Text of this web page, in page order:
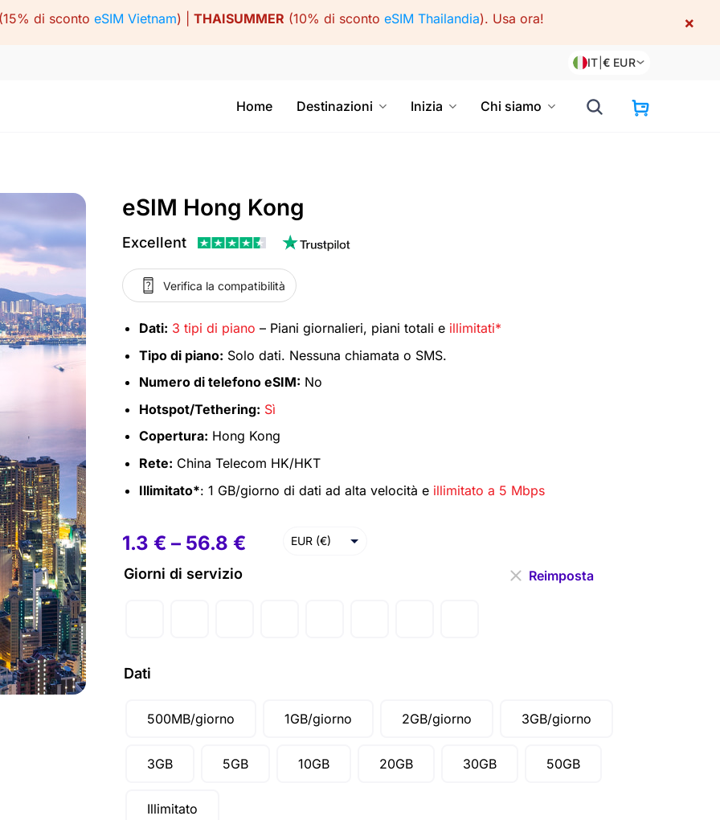
di sconto eSIM Vietnam) | THAISUMMER (10% di sconto eSIM Thailandia). Usa ora! ×
IT |€ EUR
Home Destinazioni Inizia Chi siamo
eSIM Hong Kong
Excellent
Verifica la compatibilità
Dati: 3 tipi di piano – Piani giornalieri, piani totali eillimitati*
Tipo di piano: Solo dati. Nessuna chiamata o SMS.
Numero di telefono eSIM: No
Hotspot/Tethering: Sì
Copertura: Hong Kong
Rete: China Telecom HK/HKT
Illimitato*: 1 GB/giorno di dati ad alta velocità eillimitato a 5 Mbps
1.3 € – 56.8 € EUR (€)
Giorni di servizio
Dati
500MB/giorno 1GB/giorno 2GB/giorno 3GB/giorno
3GB 5GB 10GB 20GB 30GB 50GB
Illimitato
Reimposta